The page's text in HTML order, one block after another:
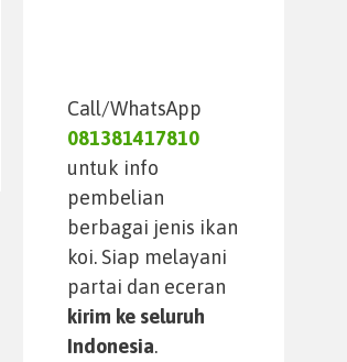
Call/WhatsApp
081381417810
untuk info
pembelian
berbagai jenis ikan
koi. Siap melayani
partai dan eceran
kirim ke seluruh
Indonesia.